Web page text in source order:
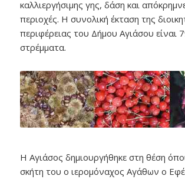
καλλιεργήσιμης γης, δάση και
περιοχές. Η συνολική έκταση της
περιφέρειας του Δήμου Αγιάσου είναι
στρέμματα.
Η Αγιάσος δημιουργήθηκε στη θέση
σκήτη του ο ιερομόναχος Αγάθων ο